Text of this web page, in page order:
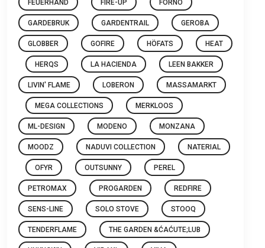
FEUERHAND FIRE-UP FORNO
GARDEBRUK GARDENTRAIL GEROBA
GLOBBER GOFIRE HÖFATS HEAT
HERQS LA HACIENDA LEEN BAKKER
LIVIN' FLAME LOBERON MASSAMARKT
MEGA COLLECTIONS MERKLOOS
ML-DESIGN MODENO MONZANA
MOODZ NADUVI COLLECTION NATERIAL
OFYR OUTSUNNY PEREL
PETROMAX PROGARDEN REDFIRE
SENS-LINE SOLO STOVE STOOQ
TENDERFLAME THE GARDEN &ĆAĆUTE;LUB